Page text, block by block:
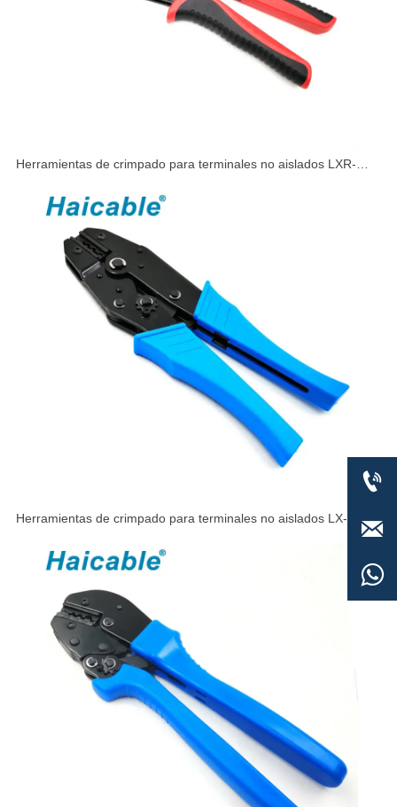
Herramientas de crimpado para terminales no aislados LXR-
Herramientas de crimpado para terminales no aislados LX-10


